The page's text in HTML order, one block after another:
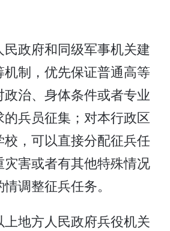
政府和同级军事机关建
制，优先保证普通高等
治、身体条件或者专业
兵员征集；对本行政区
，可以直接分配征兵任
害或者有其他特殊情况
调整征兵任务。
地方人民政府兵役机关